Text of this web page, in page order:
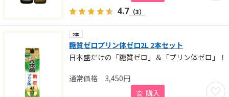
4.7 （3）
2本
糖質ゼロプリン体ゼロ2L 2本セット
日本盛だけの「糖質ゼロ」＆「プリン体ゼロ」！
お気
3,450円
購入